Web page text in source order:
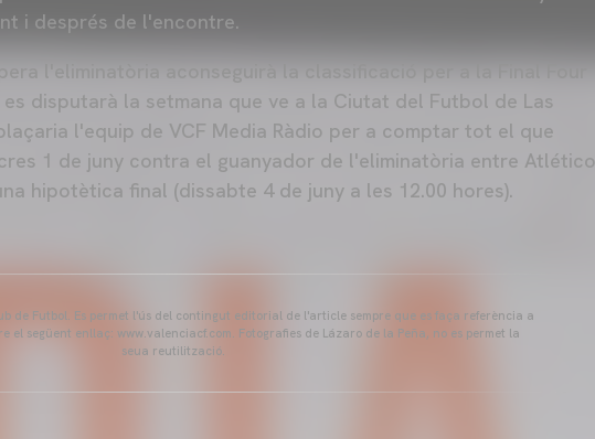
i després de l'encontre.
l'eliminatòria aconseguirà la classificació per a la Final Four
disputarà la setmana que ve a la Ciutat del Futbol de Las
l'equip de VCF Media Ràdio per a comptar tot el que
1 de juny contra el guanyador de l'eliminatòria entre Atlético
hipotètica final (dissabte 4 de juny a les 12.00 hores).
de Futbol. Es permet l'ús del contingut editorial de l'article sempre que es faça referència a
el següent enllaç: www.valenciacf.com. Fotografies de Lázaro de la Peña, no es permet la
seua reutilització.